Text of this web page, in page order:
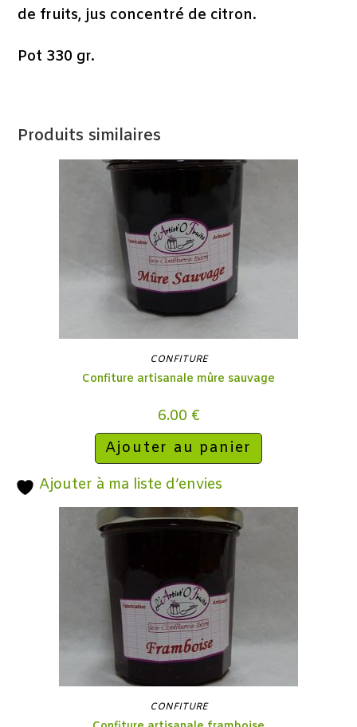
de fruits, jus concentré de citron.
Pot 330 gr.
Produits similaires
CONFITURE
Confiture artisanale mûre sauvage
6.00 €
Ajouter au panier
Ajouter à ma liste d’envies
CONFITURE